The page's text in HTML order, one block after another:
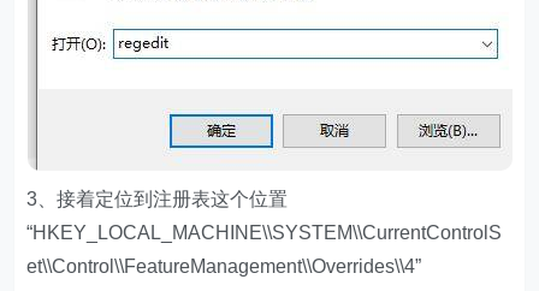
3、接着定位到注册表这个位置
“HKEY_LOCAL_MACHINE\\SYSTEM\\CurrentControlS
et\\Control\\FeatureManagement\\Overrides\\4”